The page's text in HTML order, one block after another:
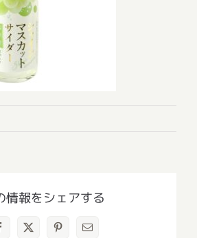
情報をシェアする
X Pinterest
電